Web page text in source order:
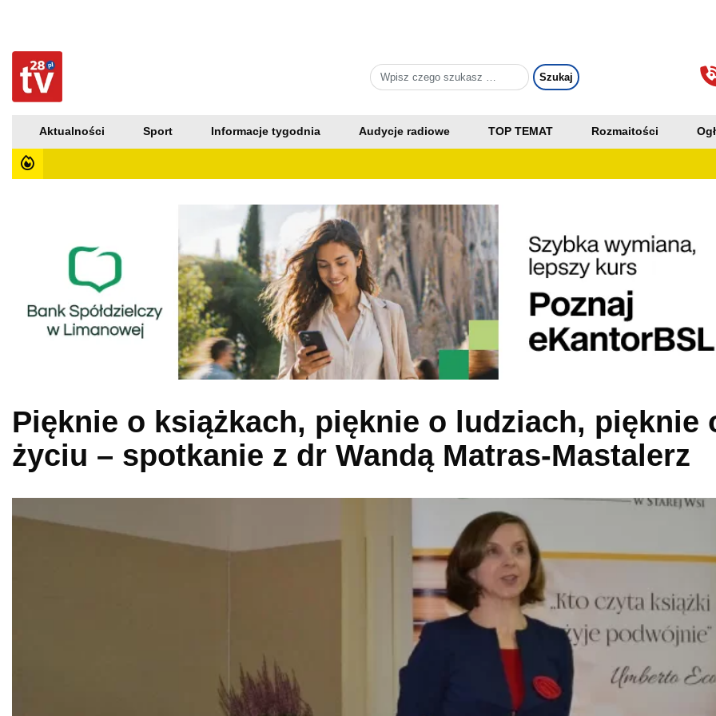
Aktualności Sport Informacje tygodnia Audycje radiowe TOP TEMAT Rozmaitości
Pięknie o książkach, pięknie o ludziach, pięknie
życiu – spotkanie z dr Wandą Matras-Mastalerz